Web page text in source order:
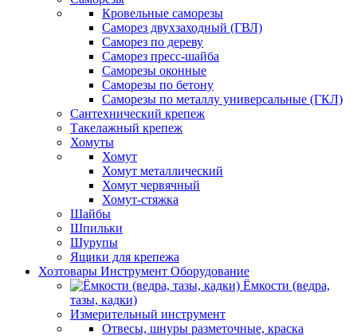
Кровельные саморезы
Саморез двухзаходный (ГВЛ)
Саморез по дереву
Саморез пресс-шайба
Саморезы оконные
Саморезы по бетону
Саморезы по металлу универсальные (ГКЛ)
Сантехнический крепеж
Такелажный крепеж
Хомуты
Хомут
Хомут металлический
Хомут червячный
Хомут-стяжка
Шайбы
Шпильки
Шурупы
Ящики для крепежа
Хозтовары Инструмент Оборудование
Ёмкости (ведра,
тазы, кадки)
Измерительный инструмент
Отвесы, шнуры разметочные, краска